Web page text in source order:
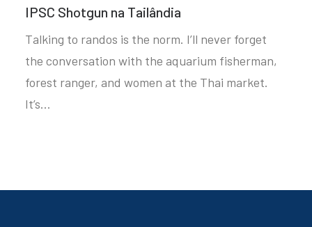
IPSC Shotgun na Tailândia
Talking to randos is the norm. I’ll never forget
the conversation with the aquarium fisherman,
forest ranger, and women at the Thai market.
It’s…